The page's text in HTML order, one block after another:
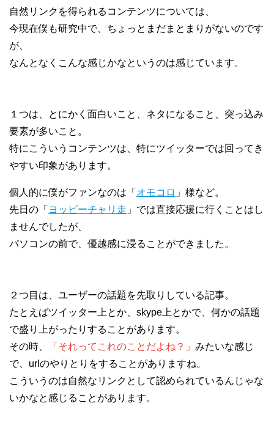
自然リンクを得られるコンテンツについては、
今現在僕も研究中で、ちょっとまだまとまりがないのです
が、
なんとなくこんな感じかなというのは感じています。
１つは、とにかく面白いこと、ネタになること、突っ込み
要素が多いこと。
特にこういうコンテンツは、特にツイッターでは回ってき
やすい印象があります。
個人的に僕がファンなのは「 オモコロ 」様など。
先日の「 ヨッピーチャリ走 」では直接応援に行くことはし
ませんでしたが、
パソコンの前で、優越感に浸ることができました。
２つ目は、ユーザーの話題を先取りしている記事。
たとえばツイッター上とか、skype上とかで、何かの話題
で盛り上がったりすることがあります。
その時、
「それってこれのことだよね？」 みたいな感じ
で、urlのやりとりをすることがありますね。
こういうのは自然なリンクとして認められているんじゃな
いかなと感じることがあります。